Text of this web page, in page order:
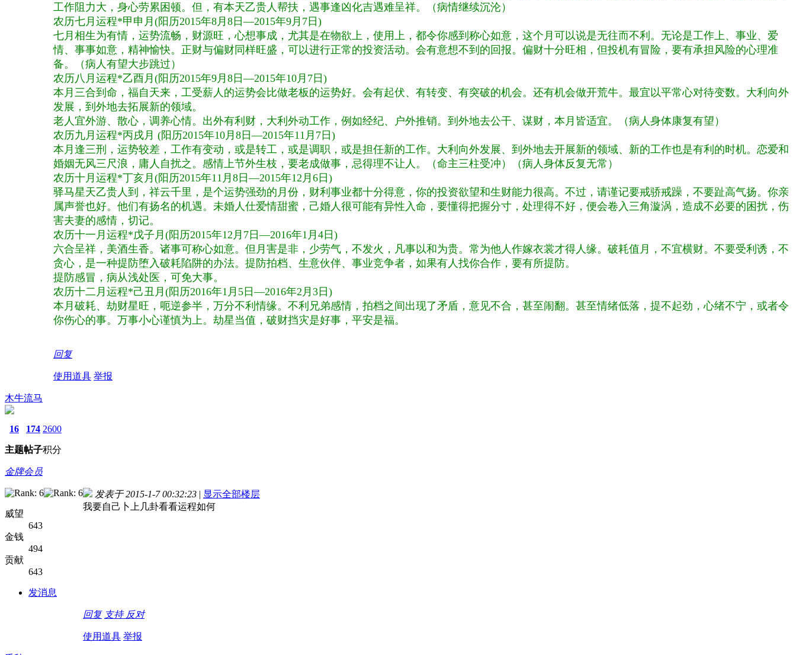
工作阻力大，身心劳累困顿。但，有本天乙贵人帮扶，遇事逢凶化吉遇难呈祥。（病情继续沉沦）
农历七月运程*甲申月 (阳历2015年8 月 8日—2015年9 月 7日)
七月相生为有情，运势流畅，财源旺，心想事成，尤其是在物欲上，使用上，都令你感到称心如意，这个月可以说是无往而不利。无论是工作上、事业、爱
情、事事如意，精神愉快。正财与偏财同样旺盛，可以进行正常的投资活动。会有意想不到的回报。偏财十分旺相，但投机有冒险，要有承担风险的心理准
备。（病人有望大步跳过）
农历八月运程*乙酉月 (阳历2015年9 月 8日—2015年10 月 7日)
本月三合到命，福自天来，工受薪人的运势会比做老板的运势好。会有起伏、有转变、有突破的机会。还有机会做开荒牛。最宜以平常心对待变数。大利向外
发展，到外地去拓展新的领域。
老人宜外游、散心，调养心情。出外有利财，大利外动工作，例如经纪、户外推销。到外地去公干、谋财，本月皆适宜。（病人身体康复有望）
农历九月运程*丙戌月 (阳历2015年10 月 8日—2015年11 月 7日)
本月逢三刑，运势较差，工作有变动，或是转工，或是调职，或是担任新的工作。大利向外发展、到外地去开展新的领域、新的工作也是有利的时机。恋爱和
婚姻无风三尺浪，庸人自扰之。感情上节外生枝，要老成做事，忌得理不让人。（命主三柱受冲）（病人身体反复无常）
农历十月运程*丁亥月 (阳历2015年11 月 8日—2015年12 月 6日)
驿马星天乙贵人到，祥云千里，是个运势强劲的月份，财利事业都十分得意，你的投资欲望和生财能力很高。不过，请谨记要戒骄戒躁，不要趾高气扬。你亲
属声誉也好。他们有扬名的机遇。未婚人仕爱情甜蜜，己婚人很可能有异性入命，要懂得把握分寸，处理得不好，便会卷入三角漩涡，造成不必要的困扰，伤
害夫妻的感情，切记。
农历十一月运程*戊子月 (阳历2015年12 月 7日—2016年1 月 4日)
六合呈祥，美酒生香。诸事可称心如意。但月害是非，少劳气，不发火，凡事以和为贵。常为他人作嫁衣裳才得人缘。破耗值月，不宜横财。不要受利诱，不
贪心，是一种提防堕入破耗陷阱的办法。提防拍档、生意伙伴、事业竞争者，如果有人找你合作，要有所提防。
提防感冒，病从浅处医，可免大事。
农历十二月运程*己丑月 (阳历2016年1 月 5日—2016年2 月 3日)
本月破耗、劫财星旺，呃逆参半，万分不利情缘。不利兄弟感情，拍档之间出现了矛盾，意见不合，甚至闹翻。甚至情绪低落，提不起劲，心绪不宁，或者令
你伤心的事。万事小心谨慎为上。劫星当值，破财挡灾是好事，平安是福。
回复
使用道具 举报
木牛流马
16
主题
174
帖子
2600
积分
金牌会员
威望
643
金钱
494
贡献
643
发消息
发表于 2015-1-7 00:32:23 | 显示全部楼层
我要自己卜上几卦看看运程如何
回复 支持 反对
使用道具 举报